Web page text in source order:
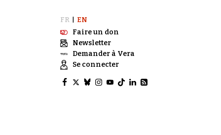
FR
EN
Faire un don
Newsletter
Demander à Vera
Se connecter